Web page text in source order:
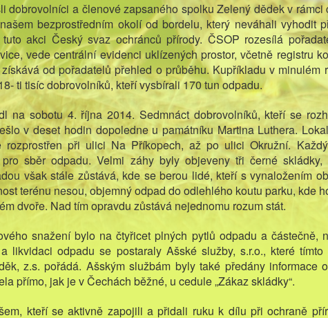
dobrovolníci a členové zapsaného spolku Zelený dědek v
bezprostředním okolí od bordelu, který neváhali vyhodit
akci Český svaz ochránců přírody. ČSOP rozesílá
vede centrální evidenci uklízených prostor, včetně registru
od pořadatelů přehled o průběhu. Kupříkladu v
ti tisíc dobrovolníků, kteří vysbírali 170 tun odpadu.
na sobotu 4. října 2014. Sedmnáct dobrovolníků, kteří se
v deset hodin dopoledne u památníku Martina Luthera.
při ulici Na Příkopech, až po ulici Okružní.
sběr odpadu. Velmi záhy byly objeveny tři černé skládky,
však stále zůstává, kde se berou lidé, kteří s vynaložením
terénu nesou, objemný odpad do odlehlého koutu parku, kde
dvoře. Nad tím opravdu zůstává nejednomu rozum stát.
snažení bylo na čtyřicet plných pytlů odpadu a částečně,
likvidaci odpadu se postaraly Ašské služby, s.r.o., které
z.s. pořádá. Ašským službám byly také předány informace
přímo, jak je v Čechách běžné, u cedule „Zákaz skládky“.
kteří se aktivně zapojili a přidali ruku k dílu při ochraně